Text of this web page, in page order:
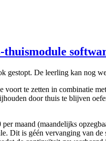
De leerling kan nog
te zetten in combinatie
door thuis te blijven
per maand (maandelijks
Dit is géén vervanging van